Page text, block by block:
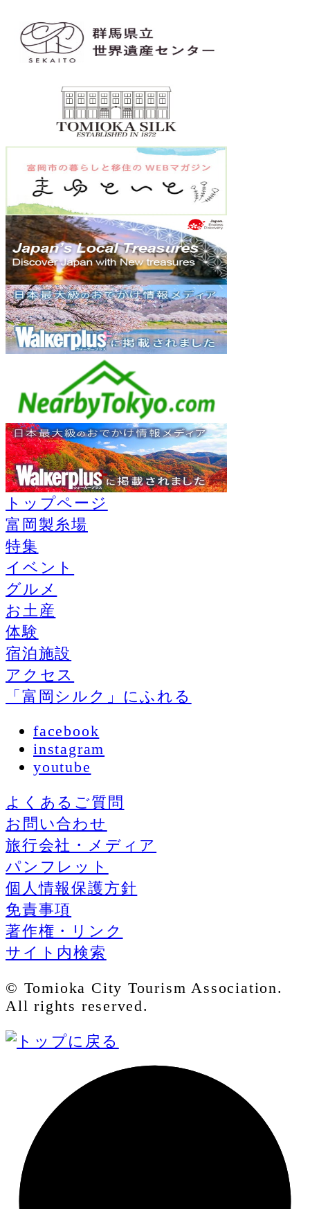
トップページ
富岡製糸場
特集
イベント
グルメ
お土産
体験
宿泊施設
アクセス
「富岡シルク」にふれる
facebook
instagram
youtube
よくあるご質問
お問い合わせ
旅行会社・メディア
パンフレット
個人情報保護方針
免責事項
著作権・リンク
サイト内検索
© Tomioka City Tourism Association.
All rights reserved.